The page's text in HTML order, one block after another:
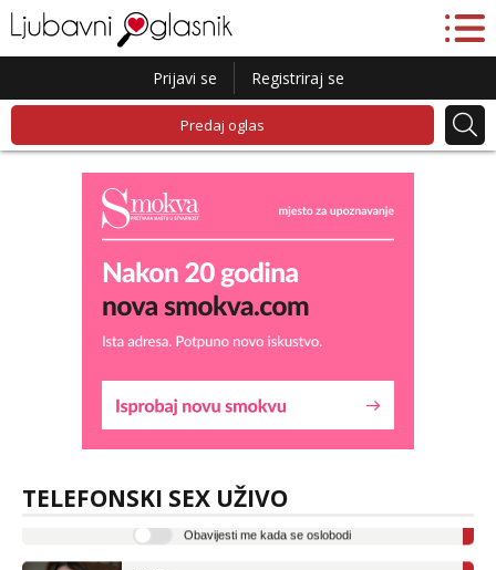
Prijavi se Registriraj se
Predaj oglas
TELEFONSKI SEX UŽIVO
Liliana
Razgovaram :)
tel:0,93€ - mob:1,12€ min